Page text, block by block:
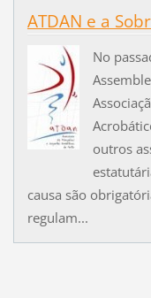
ATDAN e a
No
outros
causa são
regulam...